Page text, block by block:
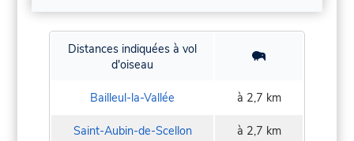
Distances indiquées à vol
d'oiseau
Bailleul-la-Vallée à 2,7 km
Saint-Aubin-de-Scellon à 2,7 km